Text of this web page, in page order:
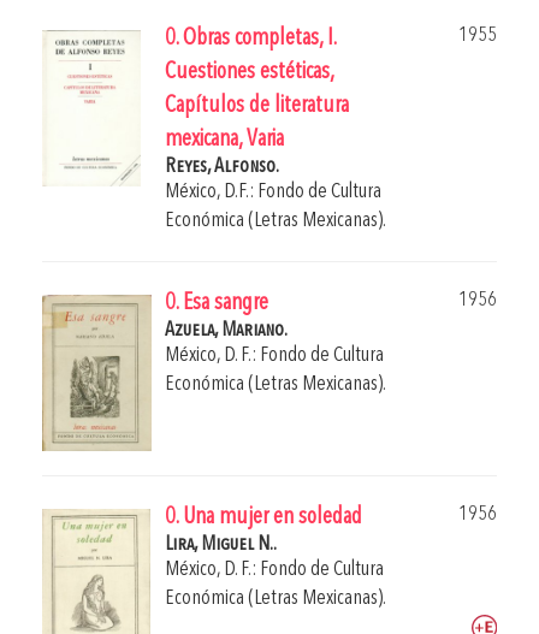
0. Obras completas, I.
Cuestiones estéticas,
Capítulos de literatura
mexicana, Varia
1955
Reyes, Alfonso.
México, D.F.: Fondo de Cultura
Económica (Letras Mexicanas).
0. Esa sangre
1956
Azuela, Mariano.
México, D. F.: Fondo de Cultura
Económica (Letras Mexicanas).
0. Una mujer en soledad
1956
Lira, Miguel N..
México, D. F.: Fondo de Cultura
Económica (Letras Mexicanas).